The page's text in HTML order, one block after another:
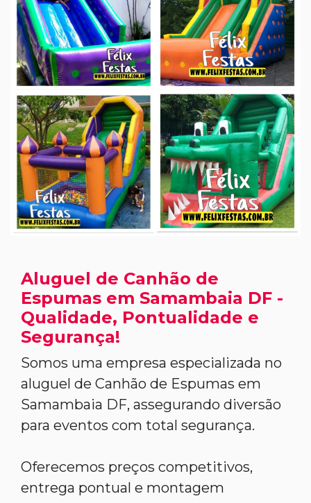
Aluguel de Canhão de
Espumas em Samambaia DF -
Qualidade, Pontualidade e
Segurança!
Somos uma empresa especializada no
aluguel de Canhão de Espumas em
Samambaia DF, assegurando diversão
para eventos com total segurança.
Oferecemos preços competitivos,
entrega pontual e montagem